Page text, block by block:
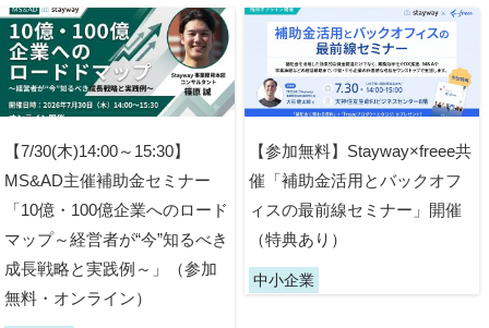
【7/30(木)14:00～15:30】
MS&AD主催補助金セミナー
「10億・100億企業へのロード
マップ～経営者が“今”知るべき
成長戦略と実践例～」（参加
無料・オンライン）
【参加無料】Stayway×freee共
催「補助金活用とバックオフ
ィスの最前線セミナー」開催
（特典あり）
中小企業